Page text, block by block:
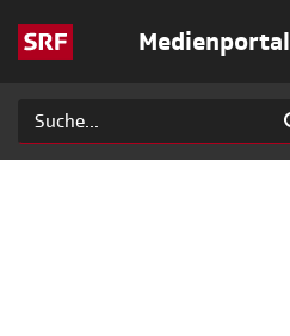
Medienportal